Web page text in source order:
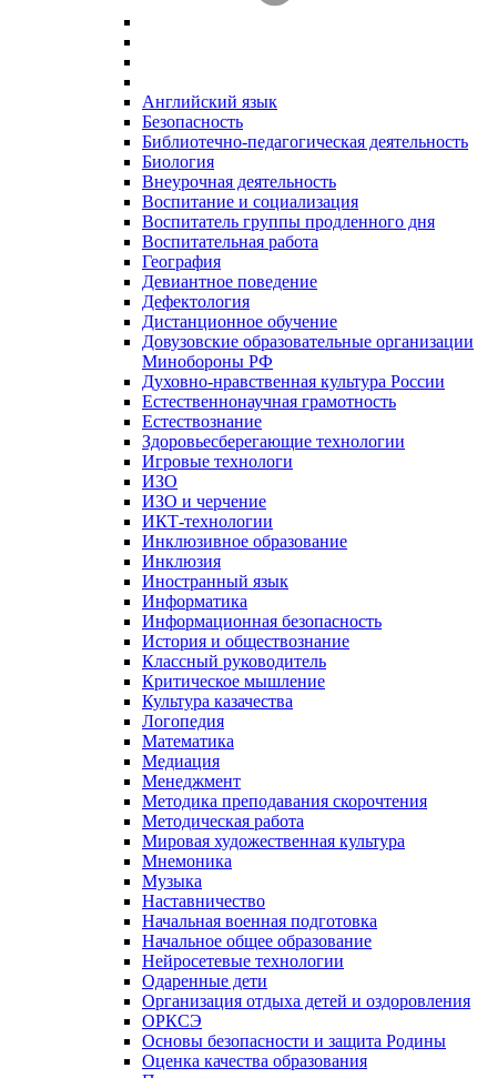
Английский язык
Безопасность
Библиотечно-педагогическая деятельность
Биология
Внеурочная деятельность
Воспитание и социализация
Воспитатель группы продленного дня
Воспитательная работа
География
Девиантное поведение
Дефектология
Дистанционное обучение
Довузовские образовательные организации
Минобороны РФ
Духовно‑нравственная культура России
Естественнонаучная грамотность
Естествознание
Здоровьесберегающие технологии
Игровые технологи
ИЗО
ИЗО и черчение
ИКТ-технологии
Инклюзивное образование
Инклюзия
Иностранный язык
Информатика
Информационная безопасность
История и обществознание
Классный руководитель
Критическое мышление
Культура казачества
Логопедия
Математика
Медиация
Менеджмент
Методика преподавания скорочтения
Методическая работа
Мировая художественная культура
Мнемоника
Музыка
Наставничество
Начальная военная подготовка
Начальное общее образование
Нейросетевые технологии
Одаренные дети
Организация отдыха детей и оздоровления
ОРКСЭ
Основы безопасности и защита Родины
Оценка качества образования